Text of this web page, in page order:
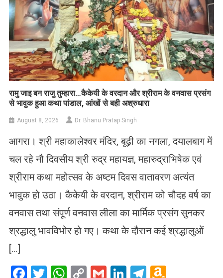
रामु जाइ बन राजु तुम्हारा…कैकेयी के वरदान और श्रीराम के वनवास प्रसंग
से भावुक हुआ कथा पांडाल, आंखों से बही अश्रुधारा
August 8, 2026 Dr. Bhanu Pratap Singh
आगरा। श्री महाकालेश्वर मंदिर, बूढ़ी का नगला, दयालबाग में
चल रहे नौ दिवसीय श्री रुद्र महायज्ञ, महारुद्राभिषेक एवं
श्रीराम कथा महोत्सव के अष्टम दिवस वातावरण अत्यंत
भावुक हो उठा। कैकेयी के वरदान, श्रीराम को चौदह वर्ष का
वनवास तथा संपूर्ण वनवास लीला का मार्मिक प्रसंग सुनकर
श्रद्धालु भावविभोर हो गए। कथा के दौरान कई श्रद्धालुओं
[…]
Facebook
Twitter
WhatsApp
CopyGmailLinkedIn
Telegram